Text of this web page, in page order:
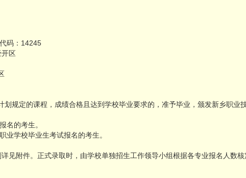
码：14245
开区
划规定的课程，成绩合格且达到学校毕业要求的，准予毕业，颁发新乡职业
名的考生。
业学校毕业生考试报名的考生。
见附件。正式录取时，由学校单独招生工作领导小组根据各专业报名人数